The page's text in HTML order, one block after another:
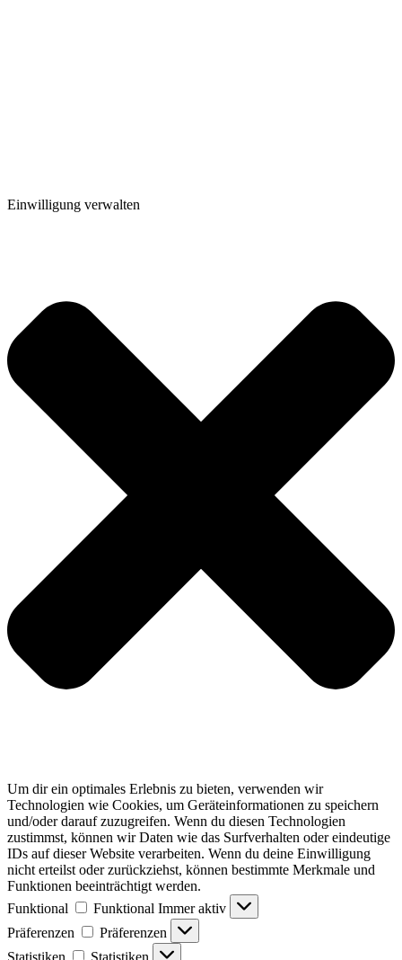
Einwilligung verwalten
Um dir ein optimales Erlebnis zu bieten, verwenden wir
Technologien wie Cookies, um Geräteinformationen zu speichern
und/oder darauf zuzugreifen. Wenn du diesen Technologien
zustimmst, können wir Daten wie das Surfverhalten oder eindeutige
IDs auf dieser Website verarbeiten. Wenn du deine Einwilligung
nicht erteilst oder zurückziehst, können bestimmte Merkmale und
Funktionen beeinträchtigt werden.
Funktional
Funktional Immer aktiv
Präferenzen
Präferenzen